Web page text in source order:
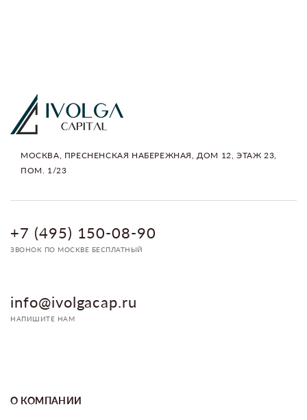
МОСКВА, ПРЕСНЕНСКАЯ НАБЕРЕЖНАЯ, ДОМ 12, ЭТАЖ 23,
ПОМ. 1/23
+7 (495) 150-08-90
ЗВОНОК ПО МОСКВЕ БЕСПЛАТНЫЙ
info@ivolgacap.ru
НАПИШИТЕ НАМ
О КОМПАНИИ